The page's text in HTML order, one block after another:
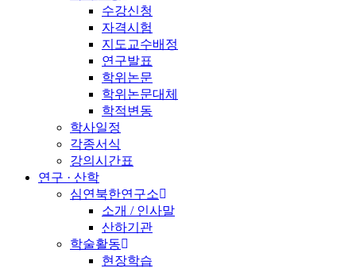
수강신청
자격시험
지도교수배정
연구발표
학위논문
학위논문대체
학적변동
학사일정
각종서식
강의시간표
연구 · 산학
심연북한연구소
소개 / 인사말
산하기관
학술활동
현장학습